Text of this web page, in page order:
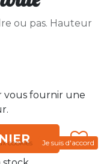
ou pas. Hauteur
vous fournir une
cookies Je suis d'accord